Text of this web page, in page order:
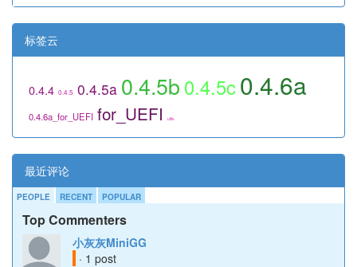
标签云
0.4.4 0.4.5 0.4.5a 0.4.5b 0.4.5c0.4.6a
0.4.6a_for_UEFI for_UEFI utils
最近评论
PEOPLE RECENT POPULAR
Top Commenters
小灰灰MiniGG
· 1 post